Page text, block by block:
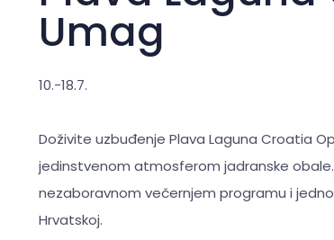
Umag
10.-18.7.
Doživite uzbuđenje Plava Laguna Croatia
jedinstvenom atmosferom jadranske
nezaboravnom večernjem programu i
Hrvatskoj.